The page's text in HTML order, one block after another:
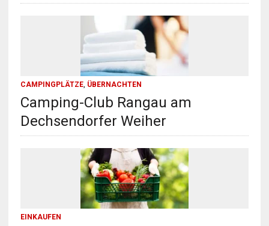
CAMPINGPLÄTZE, ÜBERNACHTEN
Camping-Club Rangau am
Dechsendorfer Weiher
EINKAUFEN